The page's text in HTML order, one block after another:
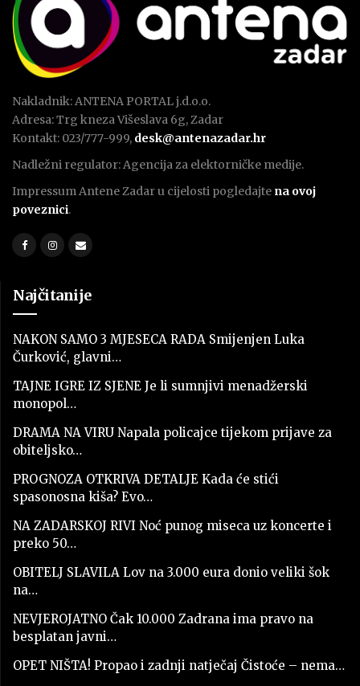
Nakladnik: ANTENA PORTAL j.d.o.o.
Adresa: Trg kneza Višeslava 6g, Zadar
Kontakt: 023/777-999, desk@antenazadar.hr
Nadležni regulator: Agencija za elektorničke medije.
Impressum Antene Zadar u cijelosti pogledajte na ovoj
poveznici.
Najčitanije
NAKON SAMO 3 MJESECA RADA Smijenjen Luka
Čurković, glavni…
TAJNE IGRE IZ SJENE Je li sumnjivi menadžerski
monopol…
DRAMA NA VIRU Napala policajce tijekom prijave za
obiteljsko…
PROGNOZA OTKRIVA DETALJE Kada će stići
spasonosna kiša? Evo…
NA ZADARSKOJ RIVI Noć punog miseca uz koncerte i
preko 50…
OBITELJ SLAVILA Lov na 3.000 eura donio veliki šok
na…
NEVJEROJATNO Čak 10.000 Zadrana ima pravo na
besplatan javni…
OPET NIŠTA! Propao i zadnji natječaj Čistoće – nema…